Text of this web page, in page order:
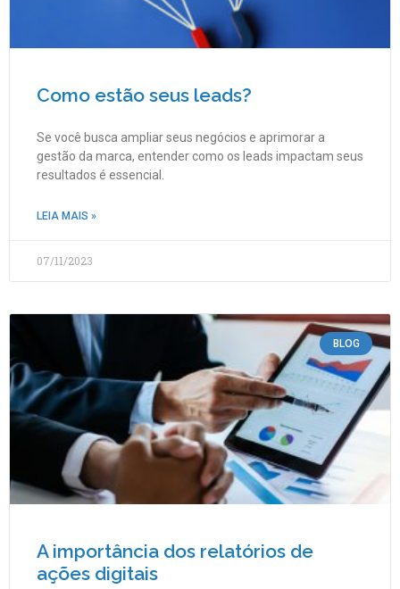
Como estão seus leads?
Se você busca ampliar seus negócios e aprimorar a
gestão da marca, entender como os leads impactam seus
resultados é essencial.
LEIA MAIS »
07/11/2023
BLOG
A importância dos relatórios de
ações digitais